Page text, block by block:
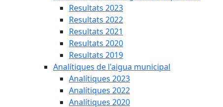
Resultats 2023
Resultats 2022
Resultats 2021
Resultats 2020
Resultats 2019
Analítiques de l'aigua municipal
Analítiques 2023
Analítiques 2022
Analítiques 2020